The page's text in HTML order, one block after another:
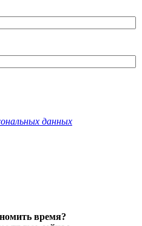
данных
время?